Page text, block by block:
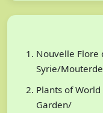
Nouvelle Flore
Syrie/
Plants of
Garden/